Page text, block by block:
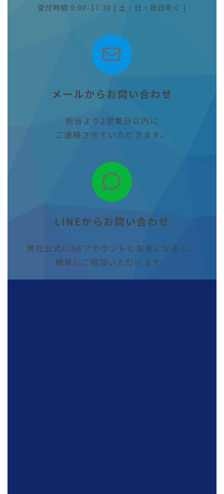
受付時間 9:00-17:30 [ 土・日・祝日除く ]
ア
イ
コ
ン
リ
ン
メールからお問い合わせ
担当より2営業日以内に
ご連絡させていただきます。
ア
イ
コ
ン
リ
ン
LINEからお問い合わせ
弊社公式LINEアカウントと友達になると、
簡単にご相談いただけます。